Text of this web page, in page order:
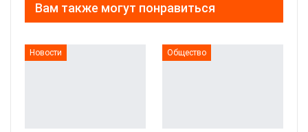
Вам также могут понравиться
Новости Общество